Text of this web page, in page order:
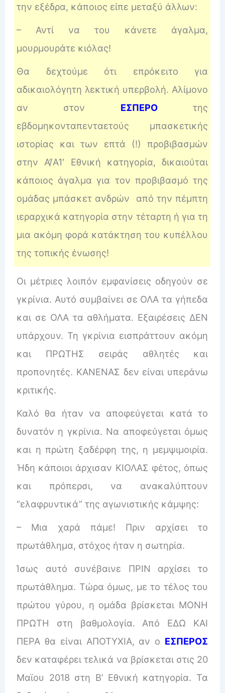
την εξέδρα, κάποιος είπε μεταξύ άλλων:
– Αντί να του κάνετε άγαλμα,
μουρμουράτε κιόλας!
Θα δεχτούμε ότι επρόκειτο για
αδικαιολόγητη λεκτική υπερβολή. Αλίμονο
αν στον ΕΣΠΕΡΟτης
εβδομηκονταπενταετούς μπασκετικής
ιστορίας και των επτά (!) προβιβασμών
στην Α’/Α1′ Εθνική κατηγορία, δικαιούται
κάποιος άγαλμα για τον προβιβασμό της
ομάδας μπάσκετ ανδρών από την πέμπτη
ιεραρχικά κατηγορία στην τέταρτη ή για τη
μια ακόμη φορά κατάκτηση του κυπέλλου
της τοπικής ένωσης!
Οι μέτριες λοιπόν εμφανίσεις οδηγούν σε
γκρίνια. Αυτό συμβαίνει σε ΟΛΑ τα γήπεδα
και σε ΟΛΑ τα αθλήματα. Εξαιρέσεις ΔΕΝ
υπάρχουν. Τη γκρίνια εισπράττουν ακόμη
και ΠΡΩΤΗΣ σειράς αθλητές και
προπονητές. ΚΑΝΕΝΑΣ δεν είναι υπεράνω
κριτικής.
Καλό θα ήταν να αποφεύγεται κατά το
δυνατόν η γκρίνια. Να αποφεύγεται όμως
και η πρώτη ξαδέρφη της, η μεμψιμοιρία.
Ήδη κάποιοι άρχισαν ΚΙΟΛΑΣ φέτος, όπως
και πρόπερσι, να ανακαλύπτουν
“ελαφρυντικά” της αγωνιστικής κάμψης:
– Μια χαρά πάμε! Πριν αρχίσει το
πρωτάθλημα, στόχος ήταν η σωτηρία.
Ίσως αυτό συνέβαινε ΠΡΙΝ αρχίσει το
πρωτάθλημα. Τώρα όμως, με το τέλος του
πρώτου γύρου, η ομάδα βρίσκεται ΜΟΝΗ
ΠΡΩΤΗ στη βαθμολογία. Από ΕΔΩ ΚΑΙ
ΠΕΡΑ θα είναι ΑΠΟΤΥΧΙΑ, αν ο ΕΣΠΕΡΟΣ
δεν καταφέρει τελικά να βρίσκεται στις 20
Μαϊου 2018 στη Β’ Εθνική κατηγορία. Τα